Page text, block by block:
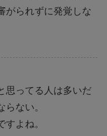
がられずに発覚しな
思ってる人は多いだ
ない。
よね。